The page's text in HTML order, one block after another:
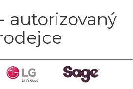
autorizovaný